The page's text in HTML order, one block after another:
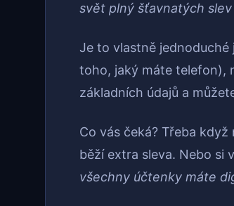
svět plný šťavnatých
Je to vlastně jednoduché
toho, jaký máte telefon),
základních údajů a
Co vás čeká? Třeba
běží extra sleva. Nebo si
všechny účtenky máte